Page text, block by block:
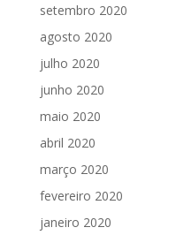
setembro 2020
agosto 2020
julho 2020
junho 2020
maio 2020
abril 2020
março 2020
fevereiro 2020
janeiro 2020